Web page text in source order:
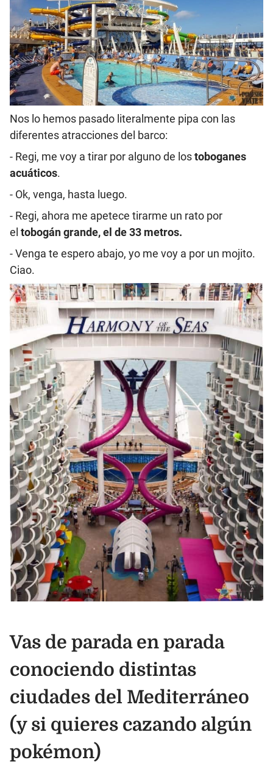
Nos lo hemos pasado literalmente pipa con las
diferentes atracciones del barco:
- Regi, me voy a tirar por alguno de lostoboganes
acuáticos.
- Ok, venga, hasta luego.
- Regi, ahora me apetece tirarme un rato por
el tobogán grande, el de 33 metros.
- Venga te espero abajo, yo me voy a por un mojito.
Ciao.
Vas de parada en parada
conociendo distintas
ciudades del Mediterráneo
(y si quieres cazando algún
pokémon)